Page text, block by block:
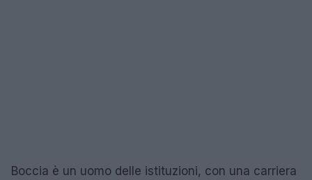
Boccia è un uomo delle istituzioni, con una carriera